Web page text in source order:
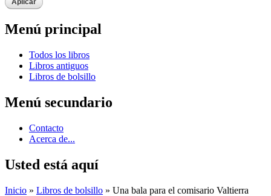
Menú principal
Todos los libros
Libros antiguos
Libros de bolsillo
Menú secundario
Contacto
Acerca de...
Usted está aquí
Inicio » Libros de bolsillo » Una bala para el comisario Valtierra